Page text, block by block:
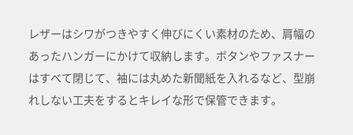
レザーはシワがつきやすく伸びにくい素材のため、肩幅の
あったハンガーにかけて収納します。ボタンやファスナー
はすべて閉じて、袖には丸めた新聞紙を入れるなど、型崩
れしない工夫をするとキレイな形で保管できます。